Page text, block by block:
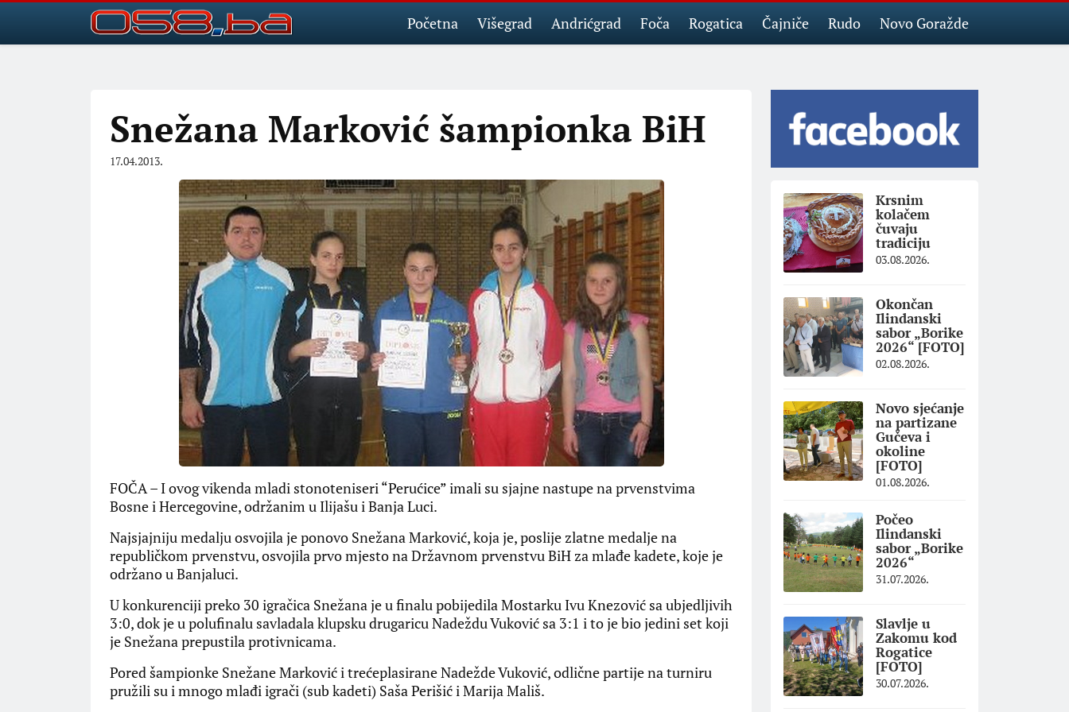
Početna Višegrad Andrićgrad Foča Rogatica Čajniče Rudo Novo Goražde
Snežana Marković šampionka BiH
17.04.2013.
FOČA – I ovog vikenda mladi stonoteniseri “Perućice” imali su sjajne nastupe na prvenstvima
Bosne i Hercegovine, održanim u Ilijašu i Banja Luci.
Najsjajniju medalju osvojila je ponovo Snežana Marković, koja je, poslije zlatne medalje na
republičkom prvenstvu, osvojila prvo mjesto na Državnom prvenstvu BiH za mlađe kadete, koje je
održano u Banjaluci.
U konkurenciji preko 30 igračica Snežana je u finalu pobijedila Mostarku Ivu Knezović sa ubjedljivih
3:0, dok je u polufinalu savladala klupsku drugaricu Nadeždu Vuković sa 3:1 i to je bio jedini set koji
je Snežana prepustila protivnicama.
Pored šampionke Snežane Marković i trećeplasirane Nadežde Vuković, odlične partije na turniru
pružili su i mnogo mlađi igrači (sub kadeti) Saša Perišić i Marija Mališ.
Krsnim
kolačem
čuvaju
tradiciju
03.08.2026.
Okončan
Ilindanski
sabor „Borike
2026“ [FOTO]
02.08.2026.
Novo sjećanje
na partizane
Gučeva i
okoline
[FOTO]
01.08.2026.
Počeo
Ilindanski
sabor „Borike
2026“
31.07.2026.
Slavlje u
Zakomu kod
Rogatice
[FOTO]
30.07.2026.